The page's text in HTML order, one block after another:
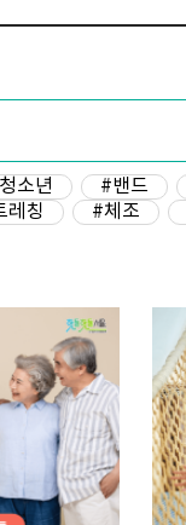
소년 #밴드
레칭 #체조